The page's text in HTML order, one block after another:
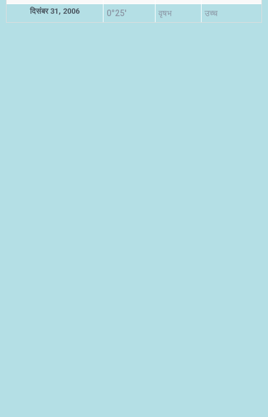
दिसंबर 31, 2006 0°25' वृषभ उच्च